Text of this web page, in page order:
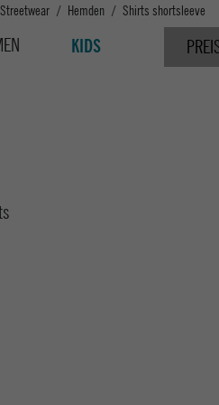
Streetwear Hemden Shirts shortsleeve
KIDS